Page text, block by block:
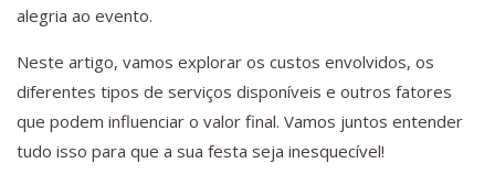
alegria ao evento.
Neste artigo, vamos explorar os custos envolvidos, os
diferentes tipos de serviços disponíveis e outros fatores
que podem influenciar o valor final. Vamos juntos entender
tudo isso para que a sua festa seja inesquecível!